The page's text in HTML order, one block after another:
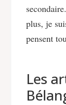
plus, je
pensent
Les